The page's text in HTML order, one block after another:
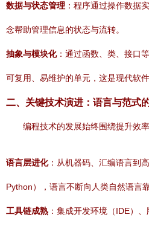
数据与状态管理 ：程序通过操作数据
念帮助管理信息的状态与流转。
抽象与模块化：通过函数、类、接口
可复用、易维护的单元，这是现代软件
二、关键技术演进：语言与范式
编程技术的发展始终围绕提升效
语言层进化：从机器码、汇编语言到
Python），语言不断向人类自然语言
工具链成熟 ：集成开发环境（IDE）